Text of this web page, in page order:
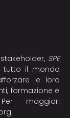
SPE
tutto il mondo
le loro
formazione e
maggiori
.